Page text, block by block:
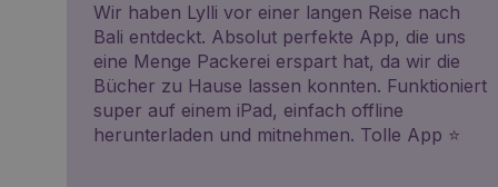
Wir haben Lylli vor einer langen Reise nach
Bali entdeckt. Absolut perfekte App, die uns
eine Menge Packerei erspart hat, da wir die
Bücher zu Hause lassen konnten. Funktioniert
super auf einem iPad, einfach offline
herunterladen und mitnehmen. Tolle App ⭐️